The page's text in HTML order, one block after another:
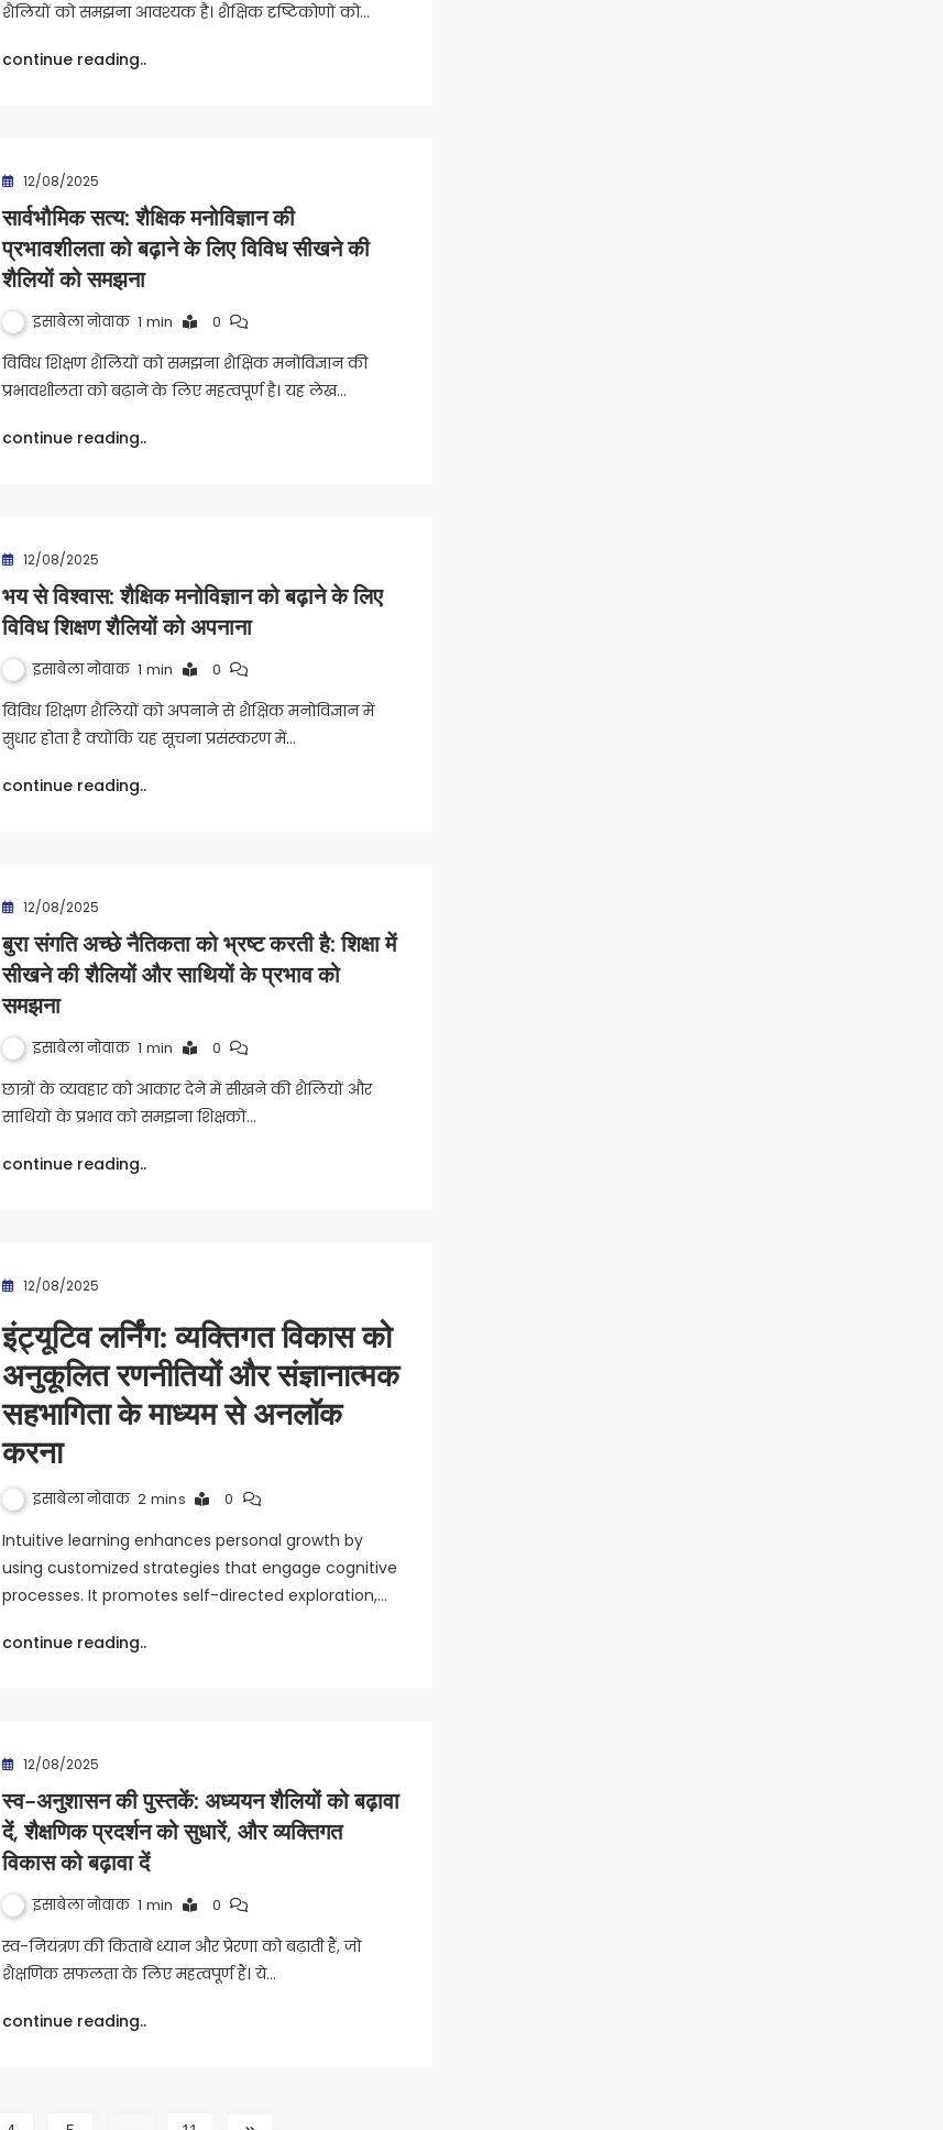
शैलियों को समझना आवश्यक है। शैक्षिक दृष्टिकोणों को…
continue reading..
12/08/2025
सार्वभौमिक सत्य: शैक्षिक मनोविज्ञान की
प्रभावशीलता को बढ़ाने के लिए विविध सीखने की
शैलियों को समझना
इसाबेला नोवाक 1 min 0
विविध शिक्षण शैलियों को समझना शैक्षिक मनोविज्ञान की
प्रभावशीलता को बढ़ाने के लिए महत्वपूर्ण है। यह लेख…
continue reading..
12/08/2025
भय से विश्वास: शैक्षिक मनोविज्ञान को बढ़ाने के लिए
विविध शिक्षण शैलियों को अपनाना
इसाबेला नोवाक 1 min 0
विविध शिक्षण शैलियों को अपनाने से शैक्षिक मनोविज्ञान में
सुधार होता है क्योंकि यह सूचना प्रसंस्करण में…
continue reading..
12/08/2025
बुरा संगति अच्छे नैतिकता को भ्रष्ट करती है: शिक्षा में
सीखने की शैलियों और साथियों के प्रभाव को
समझना
इसाबेला नोवाक 1 min 0
छात्रों के व्यवहार को आकार देने में सीखने की शैलियों और
साथियों के प्रभाव को समझना शिक्षकों…
continue reading..
12/08/2025
इंट्यूटिव लर्निंग: व्यक्तिगत विकास को
अनुकूलित रणनीतियों और संज्ञानात्मक
सहभागिता के माध्यम से अनलॉक
करना
इसाबेला नोवाक 2 mins 0
Intuitive learning enhances personal growth by
using customized strategies that engage cognitive
processes. It promotes self-directed exploration,…
continue reading..
12/08/2025
स्व-अनुशासन की पुस्तकें: अध्ययन शैलियों को बढ़ावा
दें, शैक्षणिक प्रदर्शन को सुधारें, और व्यक्तिगत
विकास को बढ़ावा दें
इसाबेला नोवाक 1 min 0
स्व-नियंत्रण की किताबें ध्यान और प्रेरणा को बढ़ाती हैं, जो
शैक्षणिक सफलता के लिए महत्वपूर्ण हैं। ये…
continue reading..